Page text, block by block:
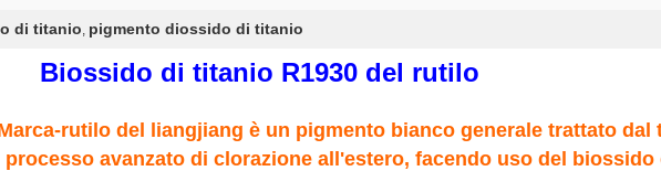
di titanio, pigmento diossido di titanio
Biossido di titanio R1930 del rutilo
rutilo del liangjiang è un pigmento bianco generale trattato dal
avanzato di clorazione all'estero, facendo uso del